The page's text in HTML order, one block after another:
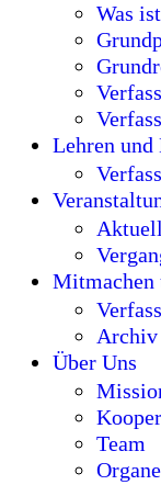
Was
Lehren und
Mitmachen
Archiv
Über Uns
Team